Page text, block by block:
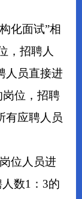
化面试”相
，招聘人
人员直接进
岗位，招聘
有应聘人员
位人员进
数1：3的